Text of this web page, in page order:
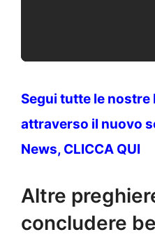
Segui tutte le nostre
attraverso il nuovo
News, CLICCA QUI
Altre
concludere